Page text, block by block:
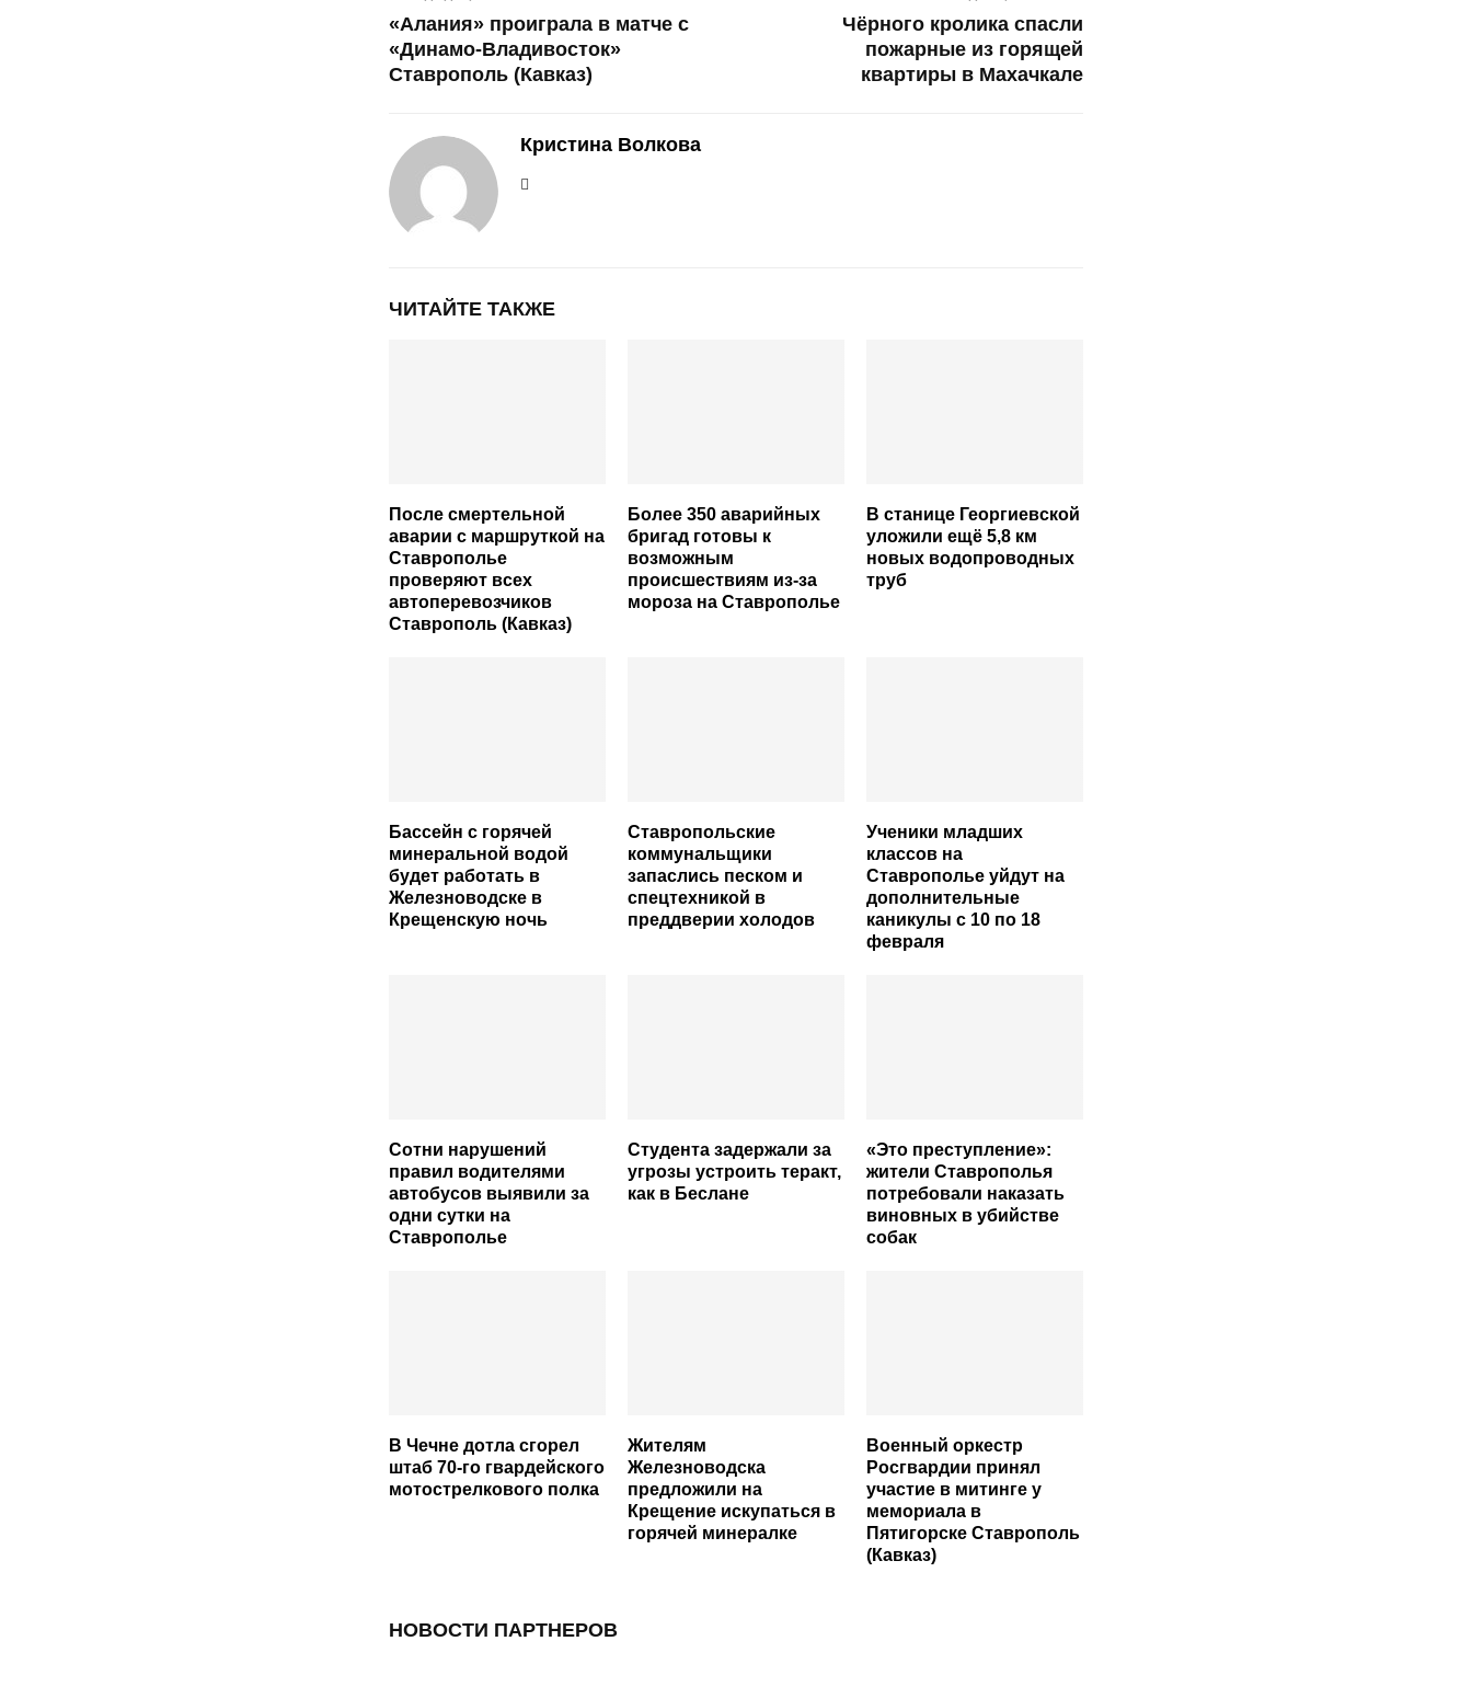
«Алания» проиграла в матче с
«Динамо-Владивосток»
Ставрополь (Кавказ)
Чёрного кролика спасли
пожарные из горящей
квартиры в Махачкале
Кристина Волкова
ЧИТАЙТЕ ТАКЖЕ
После смертельной
аварии с маршруткой на
Ставрополье
проверяют всех
автоперевозчиков
Ставрополь (Кавказ)
Более 350 аварийных
бригад готовы к
возможным
происшествиям из-за
мороза на Ставрополье
В станице Георгиевской
уложили ещё 5,8 км
новых водопроводных
труб
Бассейн с горячей
минеральной водой
будет работать в
Железноводске в
Крещенскую ночь
Ставропольские
коммунальщики
запаслись песком и
спецтехникой в
преддверии холодов
Ученики младших
классов на
Ставрополье уйдут на
дополнительные
каникулы с 10 по 18
февраля
Сотни нарушений
правил водителями
автобусов выявили за
одни сутки на
Ставрополье
Студента задержали за
угрозы устроить теракт,
как в Беслане
«Это преступление»:
жители Ставрополья
потребовали наказать
виновных в убийстве
собак
В Чечне дотла сгорел
штаб 70-го гвардейского
мотострелкового полка
Жителям
Железноводска
предложили на
Крещение искупаться в
горячей минералке
Военный оркестр
Росгвардии принял
участие в митинге у
мемориала в
Пятигорске Ставрополь
(Кавказ)
НОВОСТИ ПАРТНЕРОВ